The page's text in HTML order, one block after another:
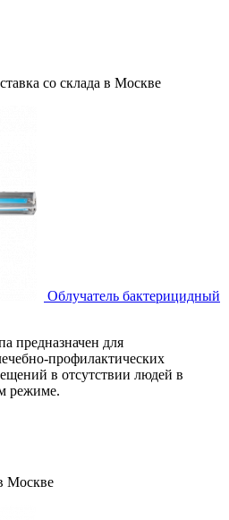
со склада в Москве
Облучатель бактерицидный
предназначен для
профилактических
в отсутствии людей в
режиме.
Москве